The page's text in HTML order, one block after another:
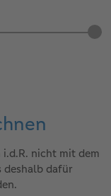
i.d.R. nicht mit dem
deshalb dafür